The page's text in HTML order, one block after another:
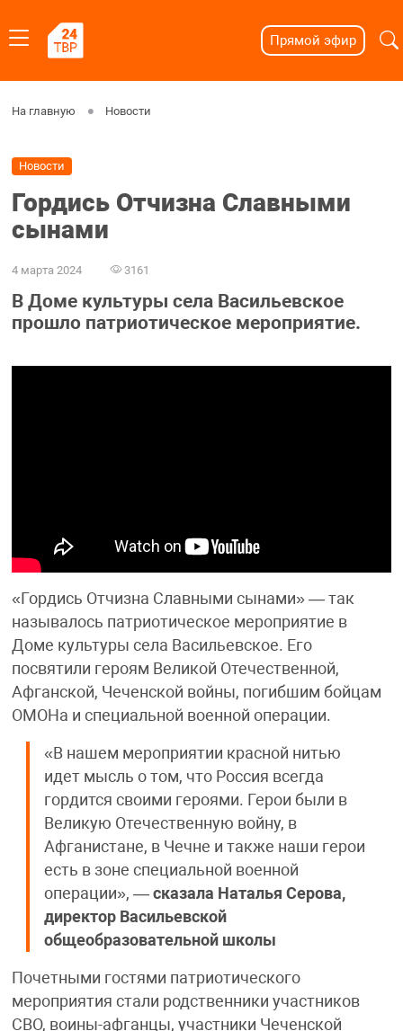
Прямой эфир
На главную Новости
Новости
Гордись Отчизна Славными
сынами
4 марта 2024 3161
В Доме культуры села Васильевское
прошло патриотическое мероприятие.
«Гордись Отчизна Славными сынами» — так
называлось патриотическое мероприятие в
Доме культуры села Васильевское. Его
посвятили героям Великой Отечественной,
Афганской, Чеченской войны, погибшим бойцам
ОМОНа и специальной военной операции.
«В нашем мероприятии красной нитью
идет мысль о том, что Россия всегда
гордится своими героями. Герои были в
Великую Отечественную войну, в
Афганистане, в Чечне и также наши герои
есть в зоне специальной военной
операции», — сказала Наталья Серова,
директор Васильевской
общеобразовательной школы
Почетными гостями патриотического
мероприятия стали родственники участников
СВО, воины-афганцы, участники Чеченской